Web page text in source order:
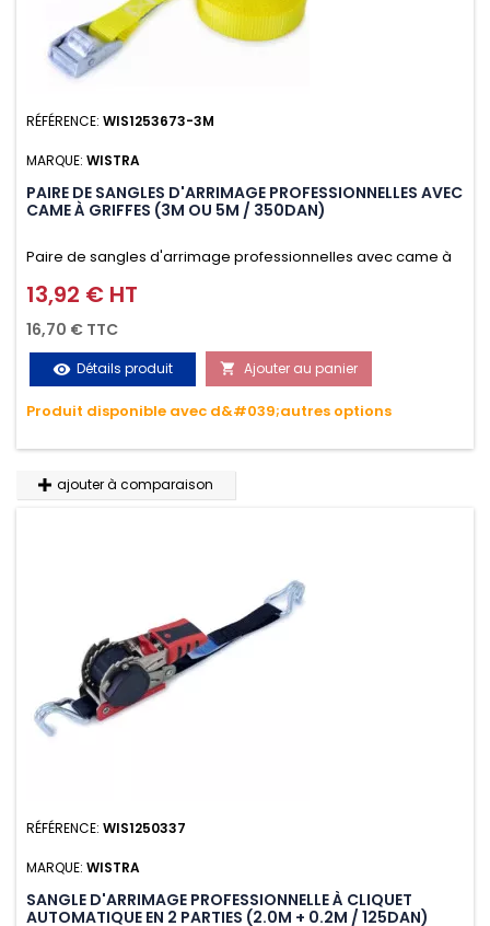
RÉFÉRENCE: WIS1253673-3M
MARQUE: WISTRA
PAIRE DE SANGLES D'ARRIMAGE PROFESSIONNELLES AVEC
CAME À GRIFFES (3M OU 5M / 350DAN)
Paire de sangles d'arrimage professionnelles avec came à
griffes (3M ou 5M / 350daN), simple et rapide d'utilisation.
Permet d'arrimer et de sécuriser vos chargements pendant
le transport. Matière polyester très résistante aux UV et aux
variations de températures, n'absorbe pas l'eau.
Prix
13,92 € HT
16,70 € TTC
visibility Détails produit  Ajouter au panier
Produit disponible avec d&#039;autres options
ajouter à comparaison
RÉFÉRENCE: WIS1250337
MARQUE: WISTRA
SANGLE D'ARRIMAGE PROFESSIONNELLE À CLIQUET
AUTOMATIQUE EN 2 PARTIES (2.0M + 0.2M / 125DAN)